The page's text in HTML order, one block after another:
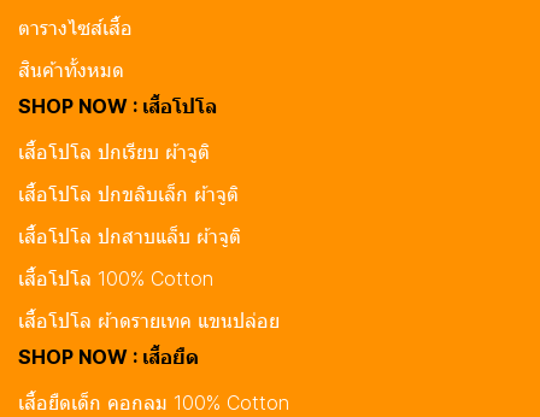
ตารางไซส์เสื้อ
สินค้าทั้งหมด
SHOP NOW : เสื้อโปโล
เสื้อโปโล ปกเรียบ ผ้าจูติ
เสื้อโปโล ปกขลิบเล็ก ผ้าจูติ
เสื้อโปโล ปกสาบแล็บ ผ้าจูติ
เสื้อโปโล 100% Cotton
เสื้อโปโล ผ้าดรายเทค แขนปล่อย
SHOP NOW : เสื้อยืด
เสื้อยืดเด็ก คอกลม 100% Cotton